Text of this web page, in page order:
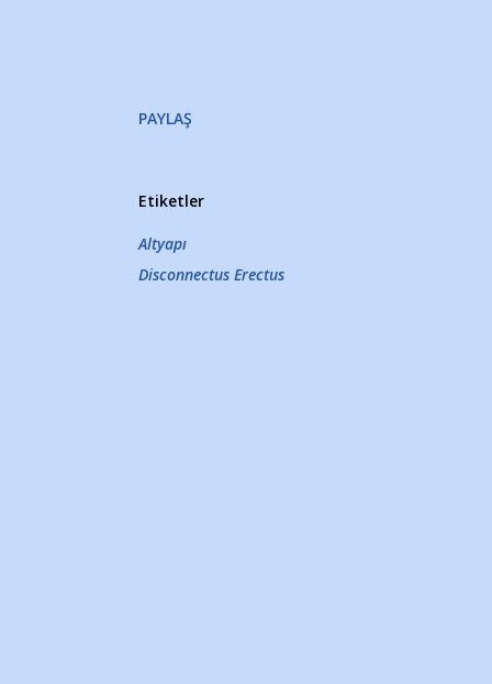
PAYLAŞ
Etiketler
Altyapı
Disconnectus Erectus